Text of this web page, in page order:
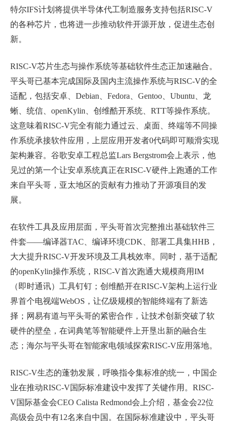
特尔IFS计划将提供半导体代工制造服务支持包括RISC-V
的各种芯片，也将进一步推动软件开源开放，促进生态创
新。
RISC-V芯片生态与操作系统等基础软件生态正加速融合。
平头哥已基本完成国际及国内主流操作系统与RISC-V的全
适配，包括安卓、 Debian Fedora Gentoo Ubuntu 、龙
蜥、统信、 openKylin 、创维酷开系统、 RTT等操作系统。
这意味着RISC-V完全有能力通过云、桌面、终端等不同操
作系统承接软件应用，上层应用开发者0代码即可顺滑实现
架构兼容。谷歌安卓工程总监Lars Bergstrom会上表示，他
见过的第一个让安卓系统真正在RISC-V硬件上跑通的工作
来自平头哥，亚太地区的贡献有力推动了开源项目的发
展。
在软件工具及应用层面，平头哥首次完整推出基础软件三
件套——编译器TAC 、编译环境CDK 、部署工具集HHB ，
大大提升RISC-V开发环境及工具栈效率。同时，基于适配
的openKylin操作系统， RISC-V首次跑通大规模商用IM
（即时通讯）工具钉钉；创维酷开在RISC-V架构上运行业
界首个电视端WebOS ，让亿级规模的智能终端有了新选
择；网易有道与平头哥的紧密合作，让技术创新突破了软
硬件的壁垒，在词典笔等智能硬件上开垦出新的融合生
态；海尔与平头哥在智能家电领域探索RISC-V应用落地。
RISC-V生态的蓬勃发展，呼唤指令集标准的统一，中国企
业在推动RISC-V国际标准建设中发挥了关键作用。 RISC-
V国际基金会CEO Calista Redmond会上介绍，基金会22位
高级会员中有12名来自中国。在国际标准建设中，平头哥